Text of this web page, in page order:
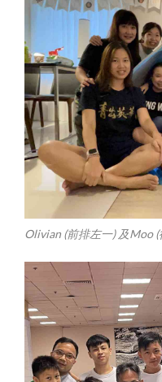
Moo與Olivian從
的好友
Olivian (前排左一) 及Moo